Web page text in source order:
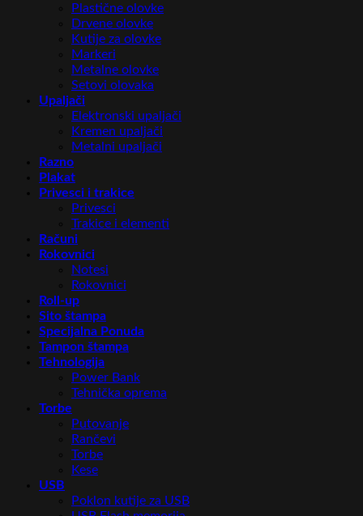
Plastične olovke
Drvene olovke
Kutije za olovke
Markeri
Metalne olovke
Setovi olovaka
Upaljači
Elektronski upaljači
Kremen upaljači
Metalni upaljači
Razno
Plakat
Privesci i trakice
Privesci
Trakice i elementi
Računi
Rokovnici
Notesi
Rokovnici
Roll-up
Sito štampa
Specijalna Ponuda
Tampon štampa
Tehnologija
Power Bank
Tehnička oprema
Torbe
Putovanje
Rančevi
Torbe
Kese
USB
Poklon kutije za USB